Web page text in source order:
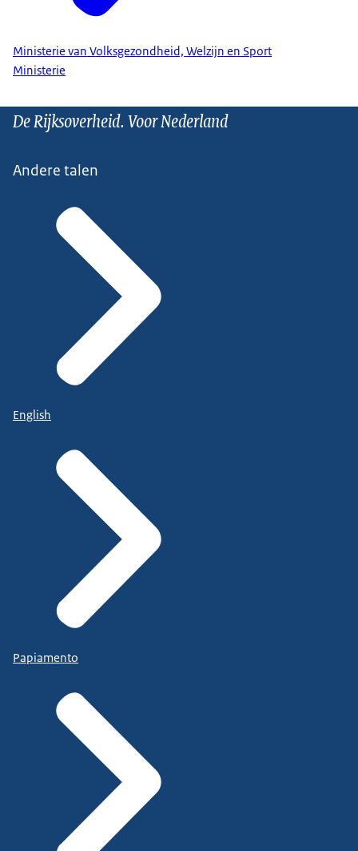
Ministerie van Volksgezondheid, Welzijn en Sport
Ministerie
De Rijksoverheid. Voor Nederland
Andere talen
English
Papiamento